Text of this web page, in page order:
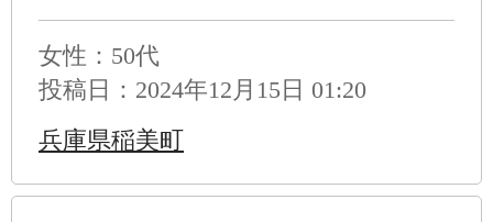
女性：50代
投稿日：2024年12月15日 01:20
兵庫県稲美町